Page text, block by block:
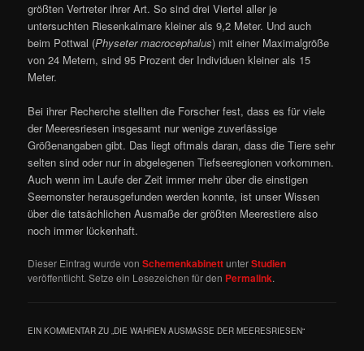
größten Vertreter ihrer Art. So sind drei Viertel aller je
untersuchten Riesenkalmare kleiner als 9,2 Meter. Und auch
beim Pottwal (Physeter macrocephalus) mit einer Maximalgröße
von 24 Metern, sind 95 Prozent der Individuen kleiner als 15
Meter.
Bei ihrer Recherche stellten die Forscher fest, dass es für viele
der Meeresriesen insgesamt nur wenige zuverlässige
Größenangaben gibt. Das liegt oftmals daran, dass die Tiere sehr
selten sind oder nur in abgelegenen Tiefseeregionen vorkommen.
Auch wenn im Laufe der Zeit immer mehr über die einstigen
Seemonster herausgefunden werden konnte, ist unser Wissen
über die tatsächlichen Ausmaße der größten Meerestiere also
noch immer lückenhaft.
Dieser Eintrag wurde vonSchemenkabinettunterStudien
veröffentlicht. Setze ein Lesezeichen für den Permalink.
EIN KOMMENTAR ZU „DIE WAHREN AUSMASSE DER MEERESRIESEN “